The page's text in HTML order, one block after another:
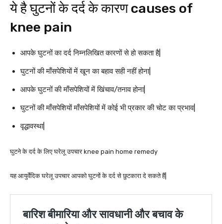
ये है घुटनों के दर्द के कारण causes of
knee pain
आपके घुटनों का दर्द निम्नलिखित कारणों से हो सकता है|
घुटनों की माँसपेशियों में खून का बहाव सही नहीं होना|
आपके घुटनों की माँसपेशियों में खिंचाव/तनाव होना|
घुटनों की माँसपेशियों माँसपेशियों में कोई भी प्रकार की चोट का प्रभाव|
वृद्धावस्था|
घुटने के दर्द के लिए घरेलू उपचार knee pain home remedy
यह आयुर्वेदिक घरेलू उपचार आपको घुटनों के दर्द से छुटकारा दे सकते हैं|